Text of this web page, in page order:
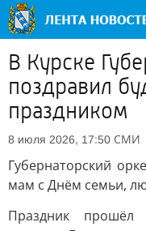
В Курске
поздравил
праздником
8 июля 2026, 17:50 СМИ
Губернаторский
мам с Днём семьи,
Праздник прошёл